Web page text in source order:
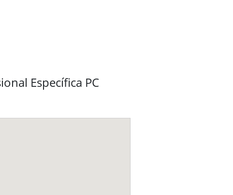
Específica PC